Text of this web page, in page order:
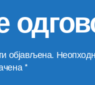
објављена.
*